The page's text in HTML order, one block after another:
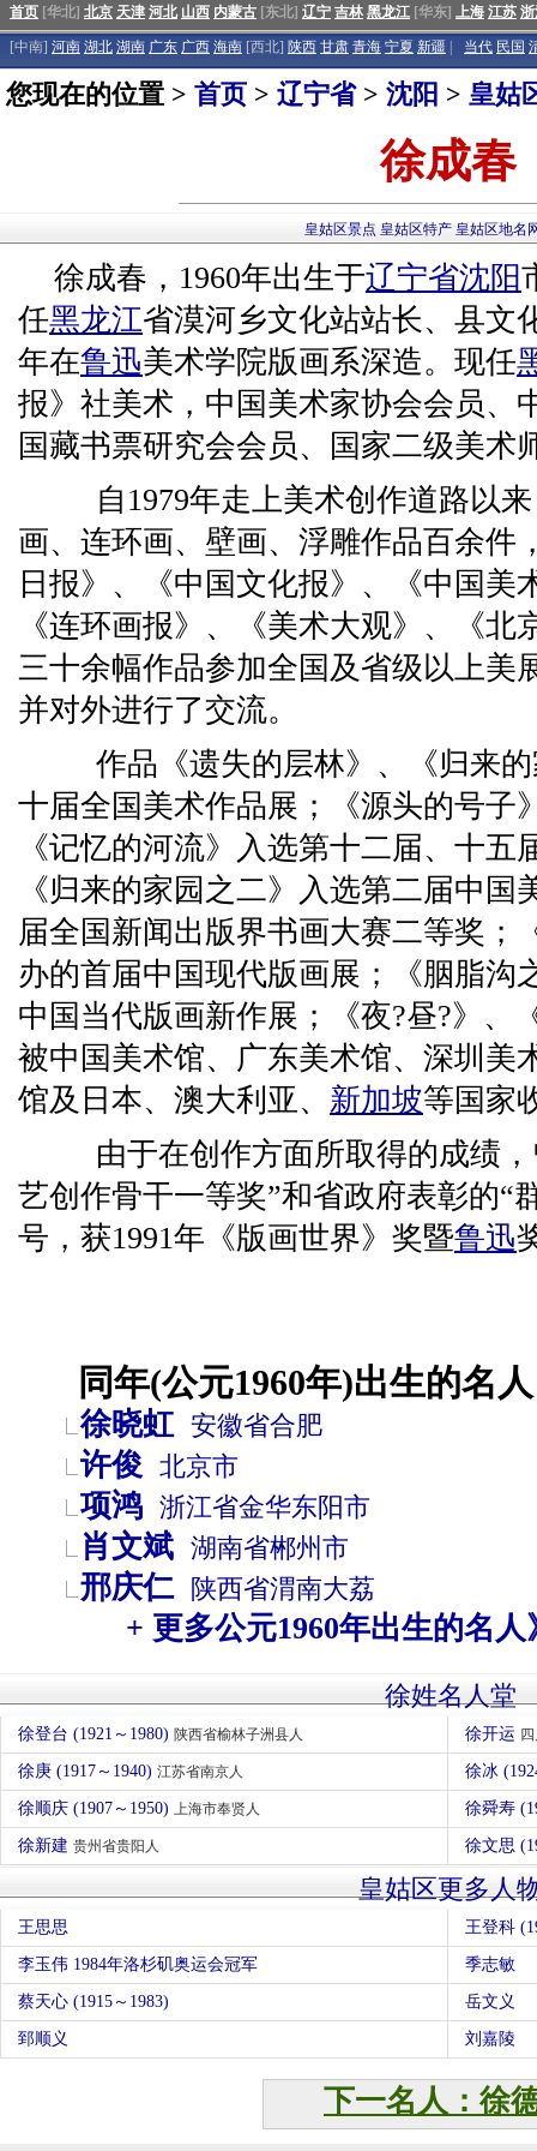
首页 [华北] 北京 天津 河北 山西 内蒙古 [东北] 辽宁 吉林 黑龙江 [华东] 上海 江苏
[中南] 河南 湖北 湖南 广东 广西 海南 [西北] 陕西 甘肃 青海 宁夏 新疆 当代 民国
您现在的位置 > 首页 > 辽宁省> 沈阳 > 皇姑
徐成春
皇姑区景点 皇姑区特产 皇姑区地名
徐成春，1960年出生于辽宁省沈阳
任黑龙江省漠河乡文化站站长、县文
年在鲁迅美术学院版画系深造。现任
报》社美术，中国美术家协会会员、
国藏书票研究会会员、国家二级美术
自1979年走上美术创作道路以
画、连环画、壁画、浮雕作品百余件
日报》、《中国文化报》、《中国美
《连环画报》、《美术大观》、《
三十余幅作品参加全国及省级以上美
并对外进行了交流。
作品《遗失的层林》、《归来的
十届全国美术作品展；《源头的号子
《记忆的河流》入选第十二届、十
《归来的家园之二》入选第二届中
届全国新闻出版界书画大赛二等奖；
办的首届中国现代版画展；《胭脂沟
中国当代版画新作展；《夜?昼?》、
被中国美术馆、广东美术馆、深圳美
馆及日本、澳大利亚、 新加坡等国家
由于在创作方面所取得的成绩，
艺创作骨干一等奖”和省政府表彰的“
号，获1991年《版画世界》奖暨鲁迅
同年(公元1960年)出生的名
徐晓虹 安徽省合肥
许俊 北京市
项鸿 浙江省金华东阳市
肖文斌 湖南省郴州市
邢庆仁 陕西省渭南大荔
+ 更多公元1960年出生的名人
徐姓名人堂
徐登台 (1921～1980) 陕西省榆林子洲县人 徐开运
徐庚 (1917～1940) 江苏省南京人 徐冰
徐顺庆 (1907～1950) 上海市奉贤人 徐舜寿
徐新建 贵州省贵阳人 徐文思
皇姑区更多人
王思思 王登科
李玉伟 1984年洛杉矶奥运会冠军 季志敏
蔡天心 (1915～1983) 岳文义
郅顺义 刘嘉陵
下一名人：徐